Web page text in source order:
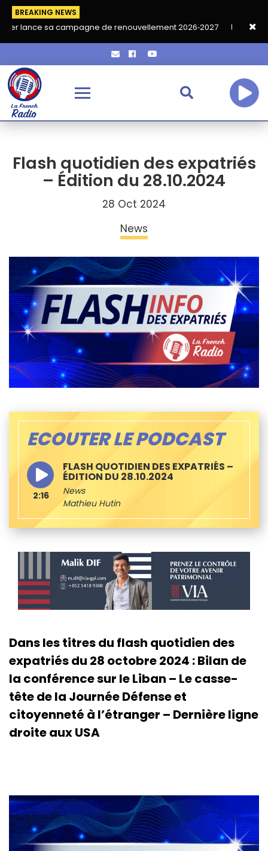
BREAKING NEWS
campagne de renouvellement 2026‑2027 Grand café de
Flash quotidien des expatriés
– Édition du 28.10.2024
28 Oct 2024
News
ECOUTER LE PODCAST
FLASH QUOTIDIEN DES EXPATRIÉS –
ÉDITION DU 28.10.2024
News
Mathieu Hutin
2:16
Dans les titres du flash quotidien des
expatriés du 28 octobre 2024 : Bilan de
la conférence sur le Liban – Le casse-
tête de la Journée Défense et
citoyenneté à l’étranger – Dernière ligne
droite aux USA